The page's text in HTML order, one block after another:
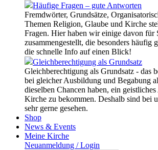
Häufige Fragen – gute Antworten
Fremdwörter, Grundsätze,
Themen Religion, Glaube und Kirche
Fragen. Hier haben wir einige davon für
zusammengestellt, die besonders häufig
die schnelle Info auf einen Blick!
Gleichberechtigung als Grundsatz
Gleichberechtigung als Grundsatz - das
bei gleicher Ausbildung und Begabung
dieselben Chancen haben, ein
Kirche zu bekommen. Deshalb sind bei
sehr gerne gesehen.
Shop
News & Events
Meine Kirche
Neuanmeldung / Login